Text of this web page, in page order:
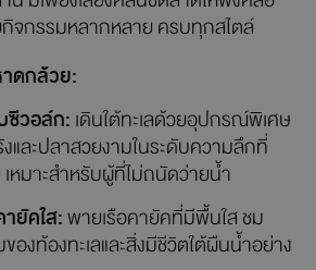
อนตัวอยู่ในภูเก็ต รอให้ทุกคนได้ค้นพบ
บนเกาะเฮ ที่นี่มี
ดกับหาดทรายขาวละเอียด โอบล้อม
โขดหินที่เรียงรายอย่างเป็นธรรมชาติ
กษ์นกเงือก ทั้งยังมีมุมถ่ายรูปสวย ๆ
โขดหินรูปร่างแปลกตา หรือธารน้ำจืดที่
นเอกลักษณ์ของหาดแห่งนี้ โดยรอบเงียบ
น มีเพียงเสียงคลื่นซัดสาดให้ฟังคลอ
จกรรมหลากหลาย ครบทุกสไตล์